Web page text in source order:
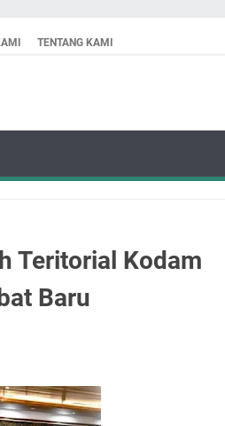
TENTANG KAMI
Teritorial Kodam
Baru